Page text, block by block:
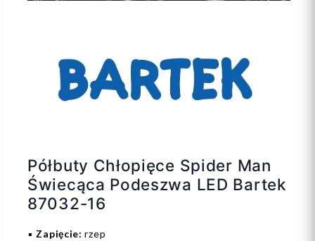
Półbuty Chłopięce Spider Man
Świecąca Podeszwa LED Bartek
87032-16
▪️ Zapięcie: rzep